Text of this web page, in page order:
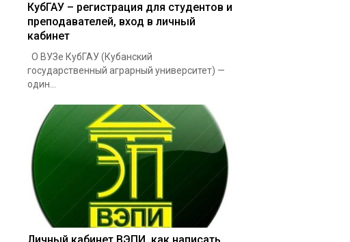
КубГАУ – регистрация для студентов и
преподавателей, вход в личный
кабинет
О ВУЗе КубГАУ (Кубанский
государственный аграрный университет) —
один...